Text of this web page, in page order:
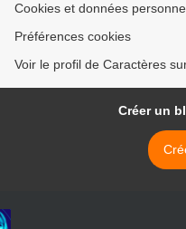
Cookies et données
Préférences cookies
Voir le profil de Caractères
Créer un